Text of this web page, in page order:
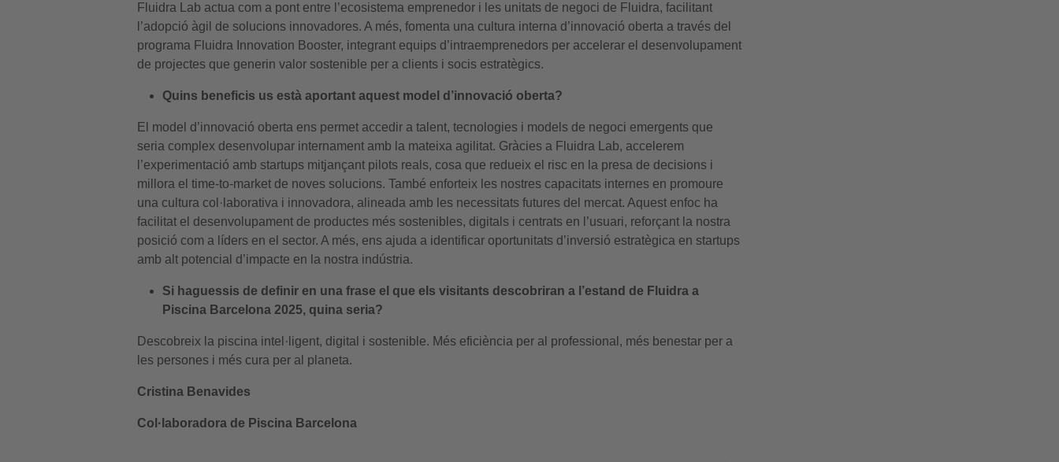
Fluidra Lab actua com a pont entre l’ecosistema emprenedor i les unitats de negoci de Fluidra, facilitant
l’adopció àgil de solucions innovadores. A més, fomenta una cultura interna d’innovació oberta a través del
programa Fluidra Innovation Booster, integrant equips d’intraemprenedors per accelerar el desenvolupament
de projectes que generin valor sostenible per a clients i socis estratègics.
Quins beneficis us està aportant aquest model d’innovació oberta?
El model d’innovació oberta ens permet accedir a talent, tecnologies i models de negoci emergents que
seria complex desenvolupar internament amb la mateixa agilitat. Gràcies a Fluidra Lab, accelerem
l’experimentació amb startups mitjançant pilots reals, cosa que redueix el risc en la presa de decisions i
millora el time-to-market de noves solucions. També enforteix les nostres capacitats internes en promoure
una cultura col·laborativa i innovadora, alineada amb les necessitats futures del mercat. Aquest enfoc ha
facilitat el desenvolupament de productes més sostenibles, digitals i centrats en l’usuari, reforçant la nostra
posició com a líders en el sector. A més, ens ajuda a identificar oportunitats d’inversió estratègica en startups
amb alt potencial d’impacte en la nostra indústria.
Si haguessis de definir en una frase el que els visitants descobriran a l’estand de Fluidra a
Piscina Barcelona 2025, quina seria?
Descobreix la piscina intel·ligent, digital i sostenible. Més eficiència per al professional, més benestar per a
les persones i més cura per al planeta.
Cristina Benavides
Col·laboradora de Piscina Barcelona